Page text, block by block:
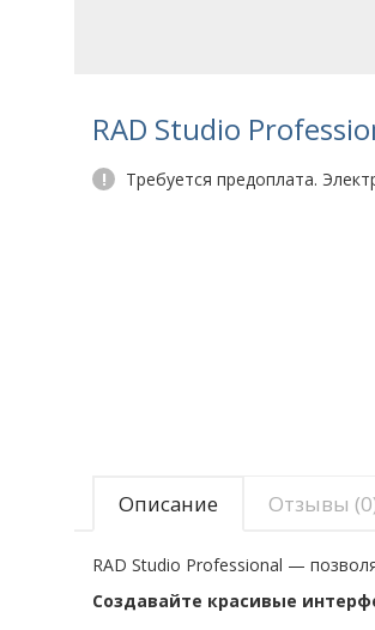
RAD Studio
! Требуется предоплата.
Описание Отзывы
RAD Studio Professional —
Создавайте красивые